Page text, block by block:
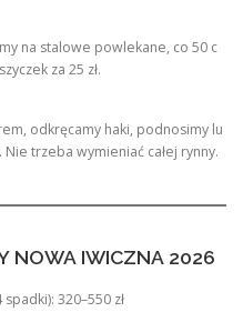
na stalowe powlekane, co 50 c
za 25 zł.
odkręcamy haki, podnosimy lu
trzeba wymieniać całej rynny.
NOWA IWICZNA 2026
320–550 zł